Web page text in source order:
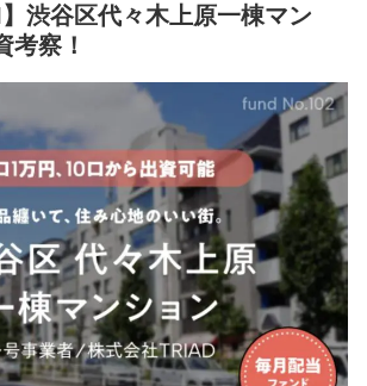
】渋谷区代々木上原一棟マン
考察！